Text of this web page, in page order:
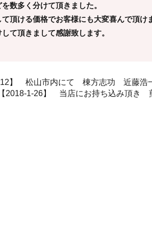
数多く分けて頂きました。
頂ける価格でお客様にも大変喜んで頂け
て頂きまして感謝致します。
12】 松山市内にて 棟方志功 近藤浩
【2018-1-26】 当店にお持ち込み頂き